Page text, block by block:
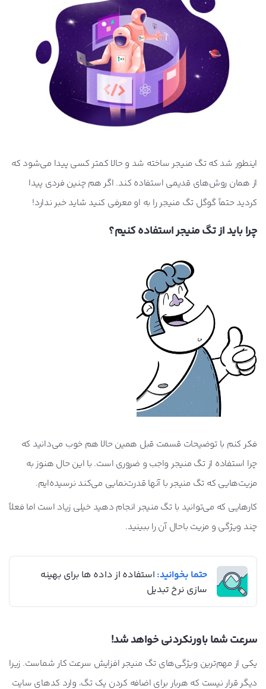
اینطور شد که تگ منیجر ساخته شد و حالا کمتر کسی پیدا می‌شود که
از همان روش‌های قدیمی استفاده کند. اگر هم چنین فردی پیدا
کردید حتماً گوگل تگ منیجر را به او معرفی کنید شاید خبر ندارد!
چرا باید از تگ منیجر استفاده کنیم؟
فکر کنم با توضیحات قسمت قبل همین حالا هم خوب می‌دانید که
چرا استفاده از تگ منیجر واجب و ضروری است. با این حال هنوز به
مزیت‌هایی که تگ منیجر با آنها قدرت‌نمایی می‌کند نرسیده‌ایم.
کارهایی که می‌توانید با تگ منیجر انجام دهید خیلی زیاد است اما فعلاً
چند ویژگی و مزیت باحال آن را ببینید.
حتما بخوانید: استفاده از داده ها برای بهینه
سازی نرخ تبدیل
سرعت شما باورنکردنی خواهد شد!
یکی از مهم‌ترین ویژگی‌های تگ منیجر افزایش سرعت کار شماست. زیرا
دیگر قرار نیست که هربار برای اضافه کردن یک تگ، وارد کدهای سایت